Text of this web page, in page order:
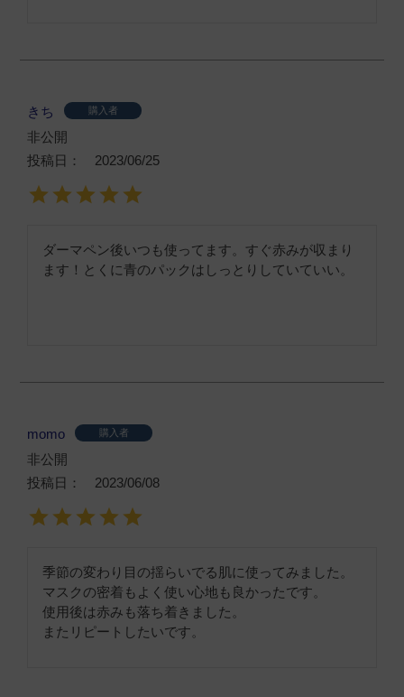
きち 購入者
非公開
投稿日
2023/06/25
ダーマペン後いつも使ってます。すぐ赤みが収まり
ます！とくに青のパックはしっとりしていていい。
momo 購入者
非公開
投稿日
2023/06/08
季節の変わり目の揺らいでる肌に使ってみました。
マスクの密着もよく使い心地も良かったです。
使用後は赤みも落ち着きました。
またリピートしたいです。